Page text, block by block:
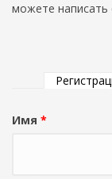
можете
Имя *